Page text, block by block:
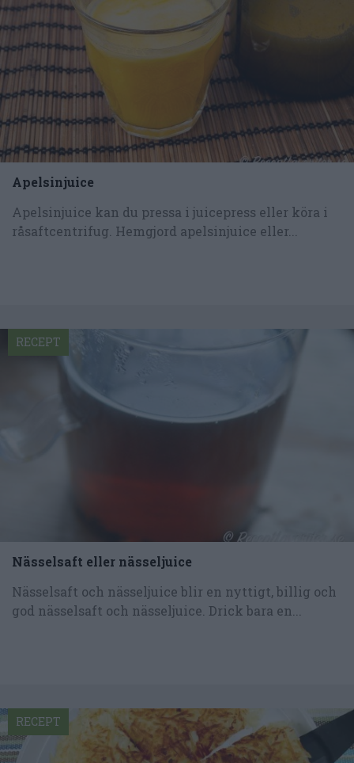
Apelsinjuice
Apelsinjuice kan du pressa i juicepress eller köra i
råsaftcentrifug. Hemgjord apelsinjuice eller...
Nässelsaft eller nässeljuice
Nässelsaft och nässeljuice blir en nyttigt, billig och
god nässelsaft och nässeljuice. Drick bara en...
RECEPT
RECEPT